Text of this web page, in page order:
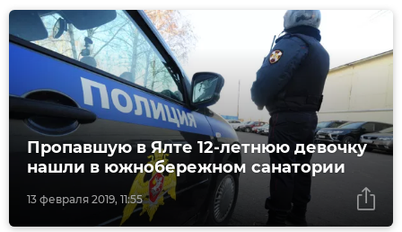
13 февраля 2019, 11:55
Пропавшую в Ялте 12-летнюю девочку
нашли в южнобережном санатории